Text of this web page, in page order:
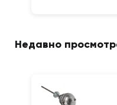
Недавно